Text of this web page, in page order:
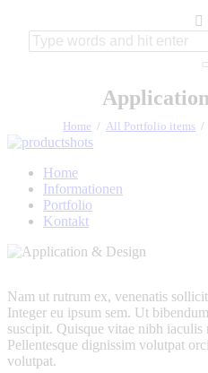
Home All Portfolio items
Home
Informationen
Portfolio
Kontakt
Nam ut rutrum ex, venenatis
Integer eu ipsum sem. Ut
suscipit. Quisque vitae nibh iaculis
Pellentesque dignissim volutpat
volutpat.